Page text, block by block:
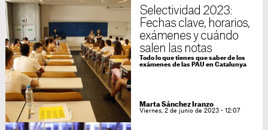
Selectividad 2023:
Fechas clave, horarios,
exámenes y cuándo
salen las notas
Todo lo que tienes que saber de los
exámenes de las PAU en Catalunya
Marta Sánchez Iranzo
Viernes, 2 de junio de 2023 - 12:07